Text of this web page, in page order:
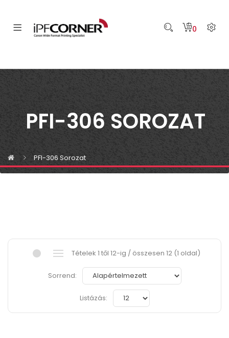
0
PFI-306 SOROZAT
PFI-306 Sorozat
Tételek 1 től 12-ig / összesen 12 (1 oldal)
Sorrend:
Listázás: